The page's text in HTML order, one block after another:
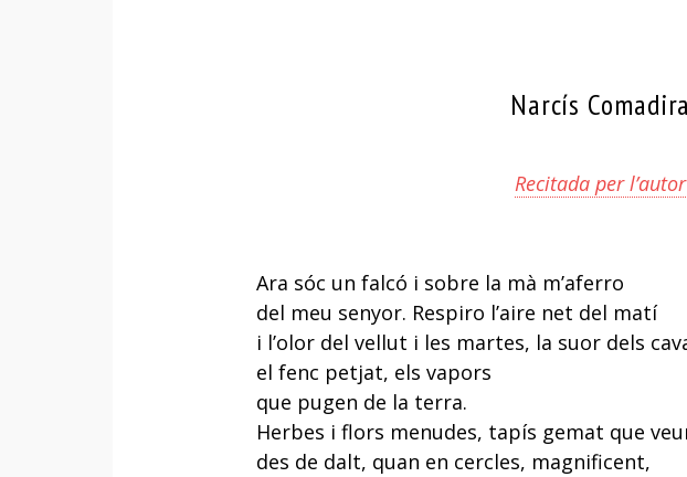
Narcís Comadira
Recitada per l’autor
Ara sóc un falcó i sobre la mà m’aferro
del meu senyor. Respiro l’aire net del matí
i l’olor del vellut i les martes, la suor dels
el fenc petjat, els vapors
que pugen de la terra.
Herbes i flors menudes, tapís gemat que
des de dalt, quan en cercles, magnificent,